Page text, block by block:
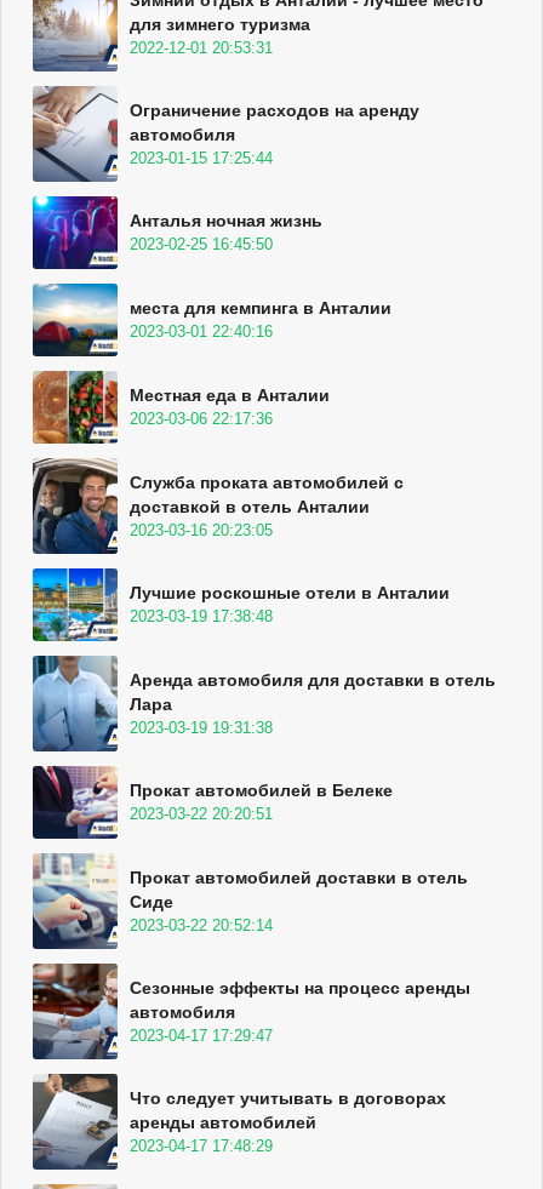
для зимнего туризма
2022-12-01 20:53:31
Ограничение расходов на аренду
автомобиля
2023-01-15 17:25:44
Анталья ночная жизнь
2023-02-25 16:45:50
места для кемпинга в Анталии
2023-03-01 22:40:16
Местная еда в Анталии
2023-03-06 22:17:36
Служба проката автомобилей с
доставкой в отель Анталии
2023-03-16 20:23:05
Лучшие роскошные отели в Анталии
2023-03-19 17:38:48
Аренда автомобиля для доставки в отель
Лара
2023-03-19 19:31:38
Прокат автомобилей в Белеке
2023-03-22 20:20:51
Прокат автомобилей доставки в отель
Сиде
2023-03-22 20:52:14
Сезонные эффекты на процесс аренды
автомобиля
2023-04-17 17:29:47
Что следует учитывать в договорах
аренды автомобилей
2023-04-17 17:48:29